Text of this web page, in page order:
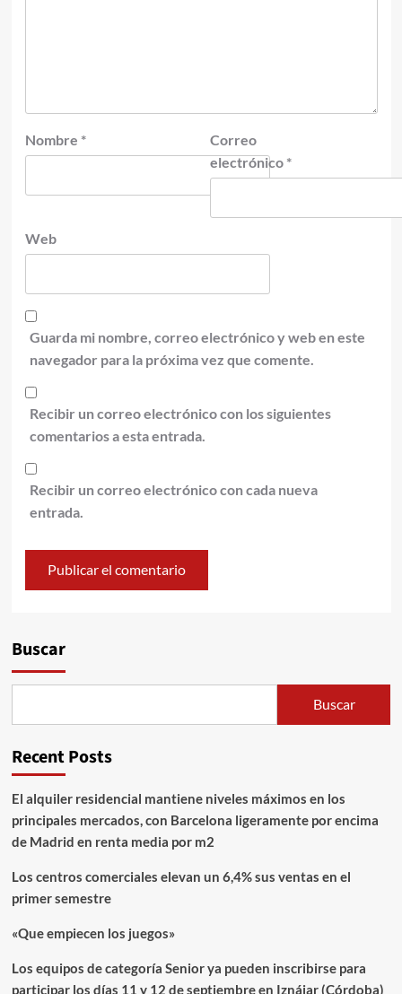
Nombre *
Correo
electrónico *
Web
Guarda mi nombre, correo electrónico y web en este
navegador para la próxima vez que comente.
Recibir un correo electrónico con los siguientes
comentarios a esta entrada.
Recibir un correo electrónico con cada nueva
entrada.
Buscar
Buscar
Recent Posts
El alquiler residencial mantiene niveles máximos en los
principales mercados, con Barcelona ligeramente por encima
de Madrid en renta media por m2
Los centros comerciales elevan un 6,4% sus ventas en el
primer semestre
«Que empiecen los juegos»
Los equipos de categoría Senior ya pueden inscribirse para
participar los días 11 y 12 de septiembre en Iznájar (Córdoba)